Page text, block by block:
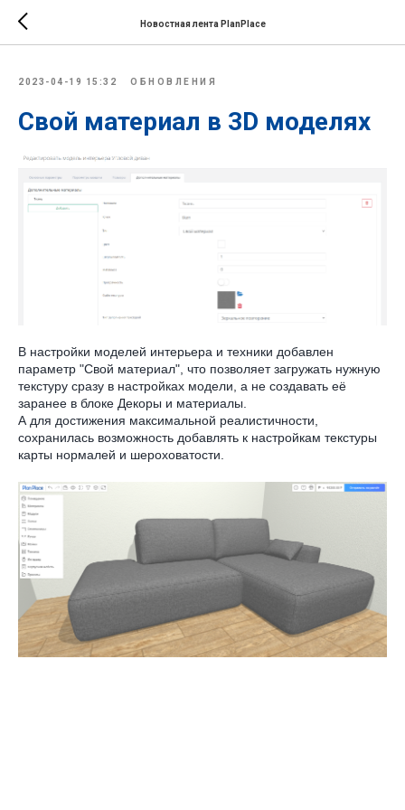
Новостная лента PlanPlace
2023-04-19 15:32 ОБНОВЛЕНИЯ
Свой материал в 3D моделях
В настройки моделей интерьера и техники добавлен
параметр "Свой материал", что позволяет загружать нужную
текстуру сразу в настройках модели, а не создавать её
заранее в блоке Декоры и материалы.
А для достижения максимальной реалистичности,
сохранилась возможность добавлять к настройкам текстуры
карты нормалей и шероховатости.